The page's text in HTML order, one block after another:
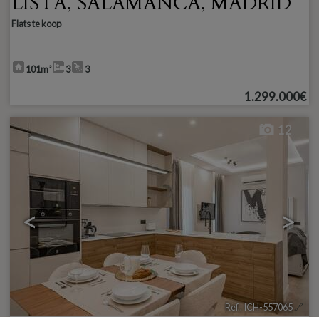
Flats te koop
101m² 3 3
1.299.000€
< >
12
Ref.. ICH-557065🔗